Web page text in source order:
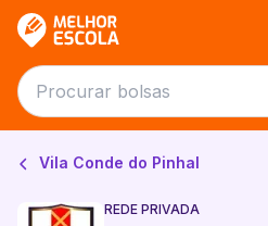
Vila Conde do Pinhal
REDE PRIVADA